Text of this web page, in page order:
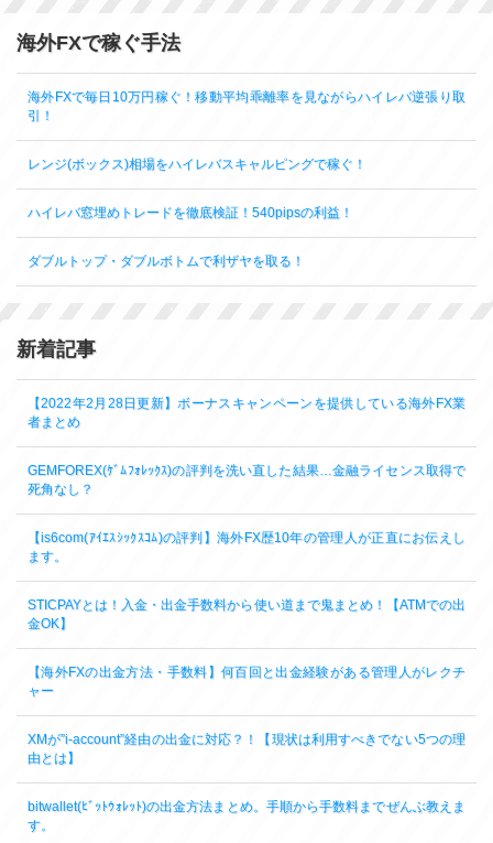
海外FXで稼ぐ手法
海外FXで毎日10万円稼ぐ！移動平均乖離率を見ながらハイレバ逆張り取
引！
レンジ(ボックス)相場をハイレバスキャルピングで稼ぐ！
ハイレバ窓埋めトレードを徹底検証！540pipsの利益！
ダブルトップ・ダブルボトムで利ザヤを取る！
新着記事
【2022年2月28日更新】ボーナスキャンペーンを提供している海外FX業
者まとめ
GEMFOREX(ｹﾞﾑﾌｫﾚｯｸｽ)の評判を洗い直した結果…金融ライセンス取得で
死角なし？
【is6com(ｱｲｴｽｼｯｸｽｺﾑ)の評判】海外FX歴10年の管理人が正直にお伝えし
ます。
STICPAYとは！入金・出金手数料から使い道まで鬼まとめ！【ATMでの出
金OK】
【海外FXの出金方法・手数料】何百回と出金経験がある管理人がレクチ
ャー
XMが”i-account”経由の出金に対応？！【現状は利用すべきでない5つの理
由とは】
bitwallet(ﾋﾞｯﾄｳｫﾚｯﾄ)の出金方法まとめ。手順から手数料までぜんぶ教えま
す。